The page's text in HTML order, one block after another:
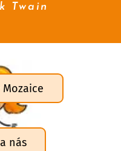
Twain
nás